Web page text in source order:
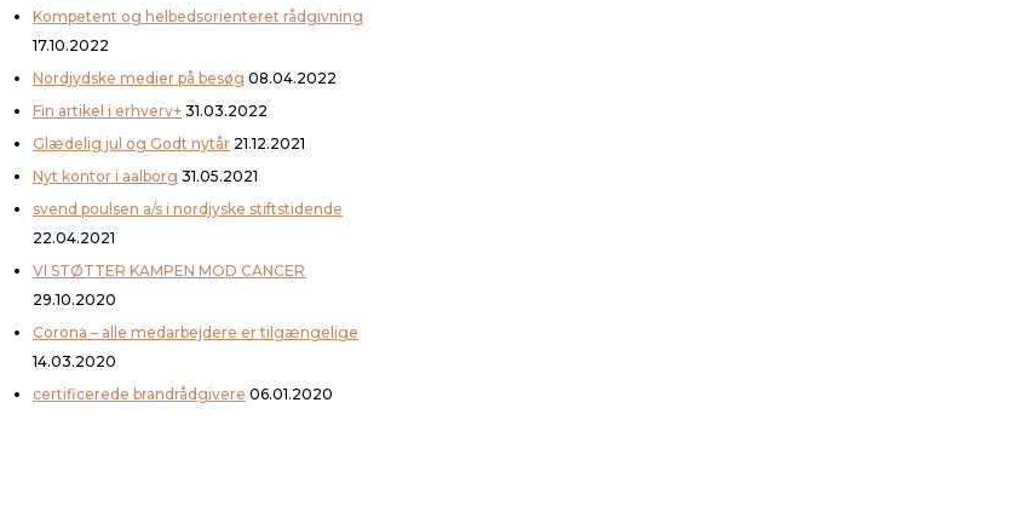
Kompetent og helbedsorienteret rådgivning
17.10.2022
Nordjydske medier på besøg 08.04.2022
Fin artikel i erhverv+ 31.03.2022
Glædelig jul og Godt nytår 21.12.2021
Nyt kontor i aalborg 31.05.2021
svend poulsen a/s i nordjyske stiftstidende
22.04.2021
VI STØTTER KAMPEN MOD CANCER
29.10.2020
Corona – alle medarbejdere er tilgængelige
14.03.2020
certificerede brandrådgivere 06.01.2020